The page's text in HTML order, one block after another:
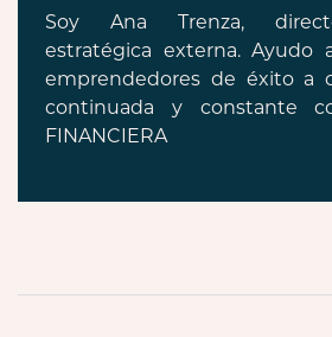
Soy Ana Trenza,
estratégica externa. Ayudo
emprendedores de éxito a
continuada y constante
FINANCIERA